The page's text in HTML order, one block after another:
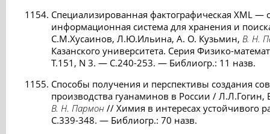
Специализированная фактографическая XML —
информационная система для хранения и
С.М.Хусаинов, Л.Ю.Ильина, А. О. Кузьмин, В. Н.
Казанского университета. Серия Физико-
Т.151, N 3. — С.240-253. — Библиогр.: 11 назв.
Способы получения и перспективы создания
производства гуанаминов в России /
В. Н. Пармон // Химия в интересах устойчивого
С.339-348. — Библиогр.: 70 назв.